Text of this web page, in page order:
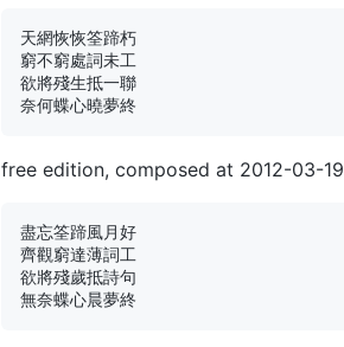
天網恢恢筌蹄朽
窮不窮處詞未工
欲將殘生抵一聯
free edition, composed at 2012-03-19
盡忘筌蹄風月好
齊觀窮達薄詞工
欲將殘歲抵詩句